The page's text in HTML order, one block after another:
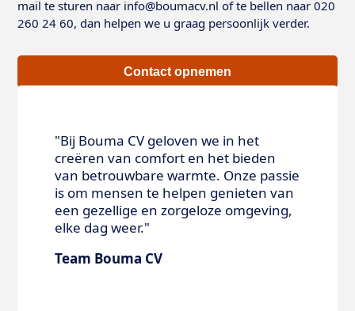
mail te sturen naar info@boumacv.nl of te bellen naar 020
260 24 60, dan helpen we u graag persoonlijk verder.
Contact opnemen
"Bij Bouma CV geloven we in het
creëren van comfort en het bieden
van betrouwbare warmte. Onze passie
is om mensen te helpen genieten van
een gezellige en zorgeloze omgeving,
elke dag weer."
Team Bouma CV